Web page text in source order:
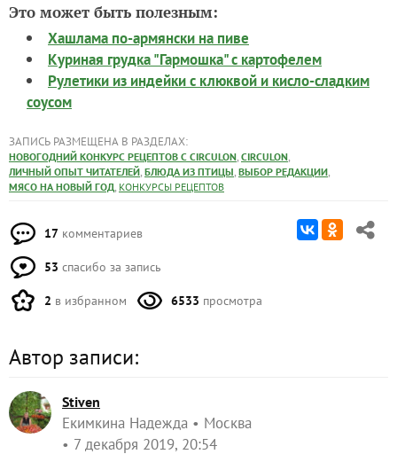
Это может быть полезным:
Хашлама по-армянски на пиве
Куриная грудка "Гармошка" с картофелем
Рулетики из индейки с клюквой и кисло-сладким
соусом
ЗАПИСЬ РАЗМЕЩЕНА В РАЗДЕЛАХ:
НОВОГОДНИЙ КОНКУРС РЕЦЕПТОВ С CIRCULON, CIRCULON,
ЛИЧНЫЙ ОПЫТ ЧИТАТЕЛЕЙ, БЛЮДА ИЗ ПТИЦЫ, ВЫБОР РЕДАКЦИИ,
МЯСО НА НОВЫЙ ГОД, КОНКУРСЫ РЕЦЕПТОВ
17 комментариев
53 спасибо за запись
2 в избранном 6533 просмотра
Автор записи:
Stiven
Екимкина Надежда
Москва
7 декабря 2019, 20:54